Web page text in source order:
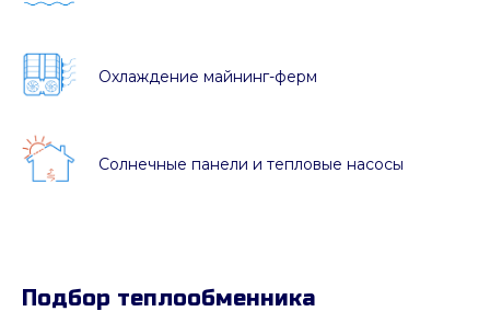
Охлаждение майнинг-ферм
Солнечные панели и тепловые насосы
Подбор теплообменника